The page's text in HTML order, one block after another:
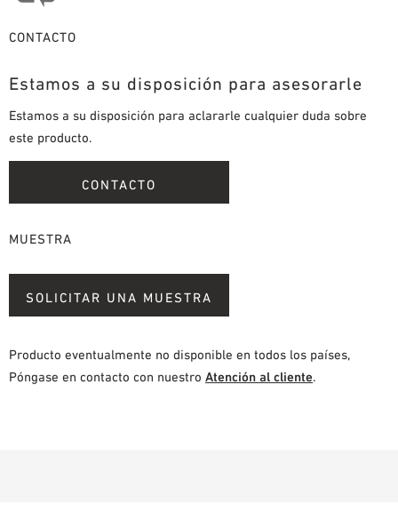
CONTACTO
Estamos a su disposición para asesorarle
Estamos a su disposición para aclararle cualquier duda sobre
este producto.
CONTACTO
MUESTRA
SOLICITAR UNA MUESTRA
Producto eventualmente no disponible en todos los países,
Póngase en contacto con nuestro Atención al cliente.